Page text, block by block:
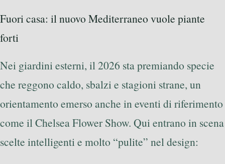
Fuori casa: il nuovo Mediterraneo vuole piante
forti
Nei giardini esterni, il 2026 sta premiando specie
che reggono caldo, sbalzi e stagioni strane, un
orientamento emerso anche in eventi di riferimento
come il Chelsea Flower Show. Qui entrano in scena
scelte intelligenti e molto “pulite” nel design: